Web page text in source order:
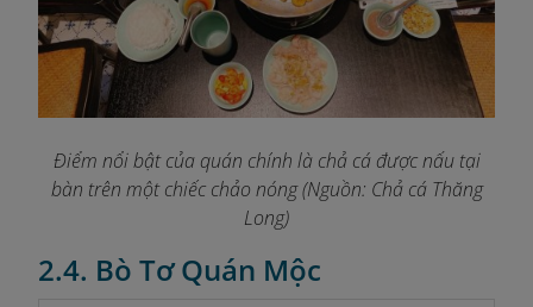
Điểm nổi bật của quán chính là chả cá được nấu tại
bàn trên một chiếc chảo nóng(Nguồn: Chả cá Thăng
Long)
2.4. Bò Tơ Quán Mộc